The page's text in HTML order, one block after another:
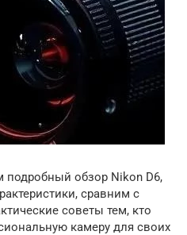
подробный обзор Nikon D6,
сравним с
советы тем, кто
камеру для своих